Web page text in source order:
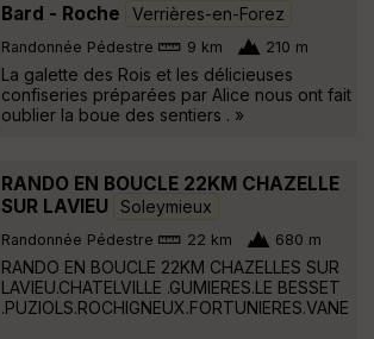
Bard - Roche Verrières-en-Forez
Randonnée Pédestre 9 km 210 m
La galette des Rois et les délicieuses
confiseries préparées par Alice nous ont fait
oublier la boue des sentiers . »
RANDO EN BOUCLE 22KM CHAZELLE
SUR LAVIEU
Soleymieux
Randonnée Pédestre 22 km 680 m
RANDO EN BOUCLE 22KM CHAZELLES SUR
LAVIEU.CHATELVILLE .GUMIERES.LE BESSET
.PUZIOLS.ROCHIGNEUX.FORTUNIERES.VANE